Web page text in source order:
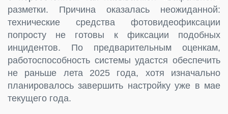
разметки. Причина оказалась неожиданной:
технические средства фотовидеофиксации
попросту не готовы к фиксации подобных
инцидентов. По предварительным оценкам,
работоспособность системы удастся обеспечить
не раньше лета 2025 года, хотя изначально
планировалось завершить настройку уже в мае
текущего года.